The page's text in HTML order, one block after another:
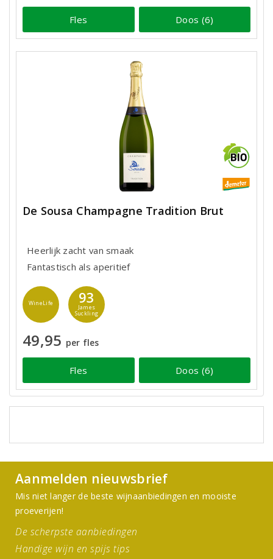
Fles Doos (6)
De Sousa Champagne Tradition Brut
Heerlijk zacht van smaak
Fantastisch als aperitief
WineLife 93
James
Suckling
49,95 per fles
Fles Doos (6)
Aanmelden nieuwsbrief
Mis niet langer de beste wijnaanbiedingen en mooiste
proeverijen!
De scherpste aanbiedingen
Handige wijn en spijs tips